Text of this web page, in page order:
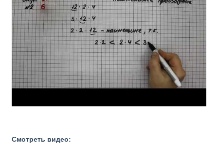
Смотреть видео: